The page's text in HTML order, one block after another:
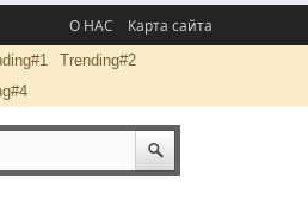
О НАС Карта сайта
Trending#2